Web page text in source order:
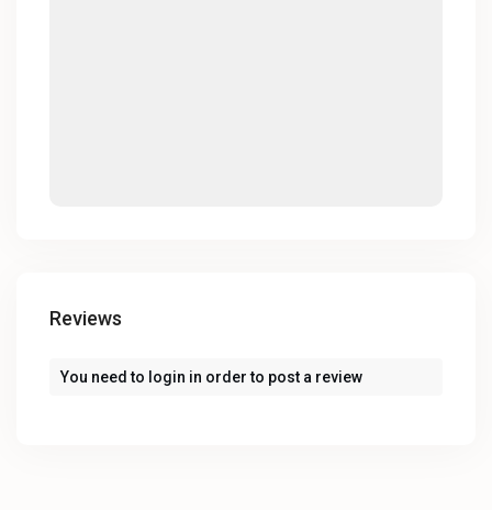
Reviews
You need to login in order to post a review